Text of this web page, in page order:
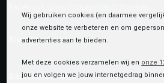
Klantenservice
Bestelinformatie
Wij gebruiken cookies (en daarmee
onze website te verbeteren en om
advertenties aan te bieden.
Met deze cookies verzamelen wij en onze
jou en volgen we jouw internetgedrag